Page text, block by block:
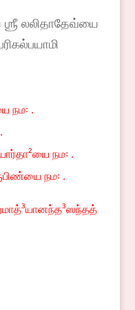
லலிதாதேவ்யை
நம꞉ .
நம꞉ .
நம꞉ .